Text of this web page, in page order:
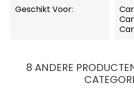
Geschikt Voor:
8 ANDERE